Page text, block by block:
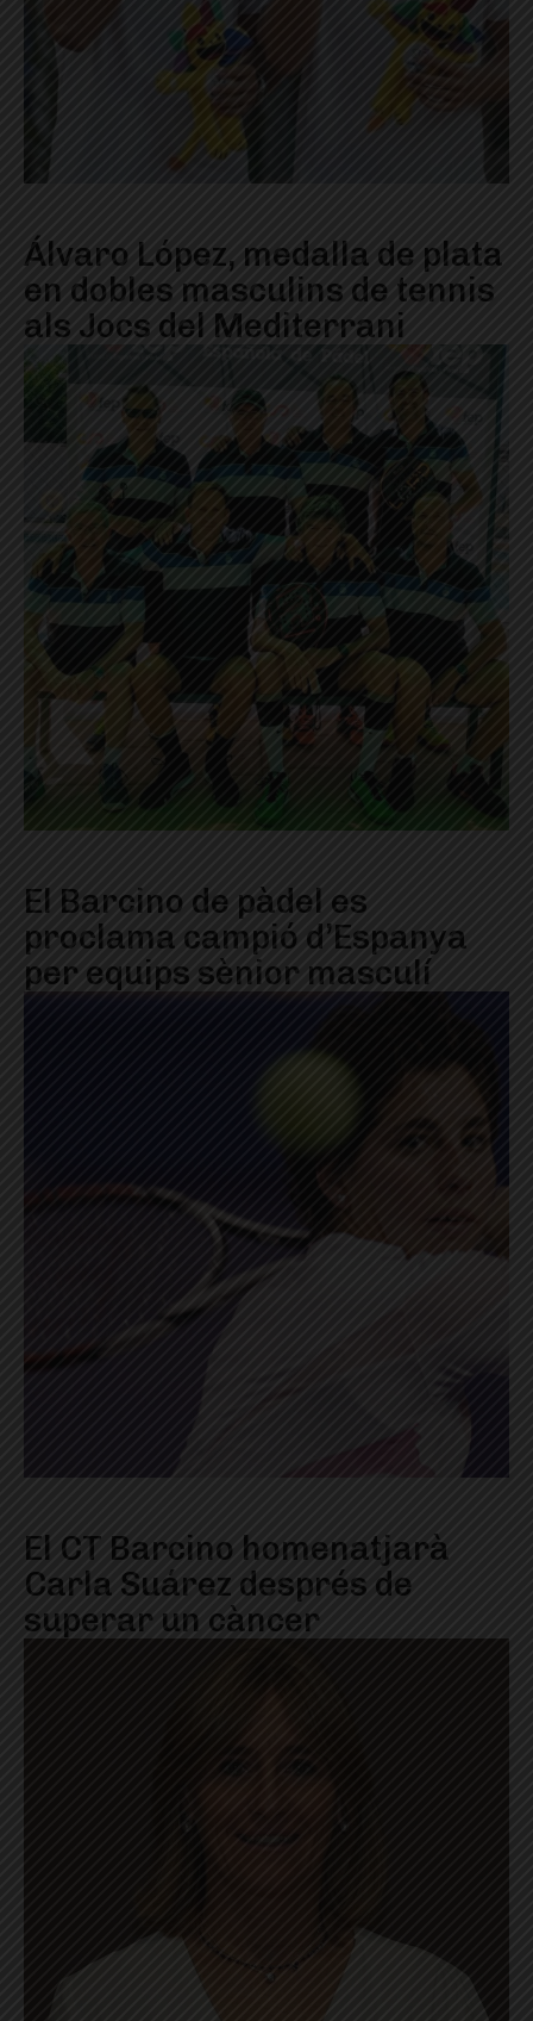
Álvaro López, medalla de plata
en dobles masculins de tennis
als Jocs del Mediterrani
El Barcino de pàdel es
proclama campió d’Espanya
per equips sènior masculí
El CT Barcino homenatjarà
Carla Suárez després de
superar un càncer